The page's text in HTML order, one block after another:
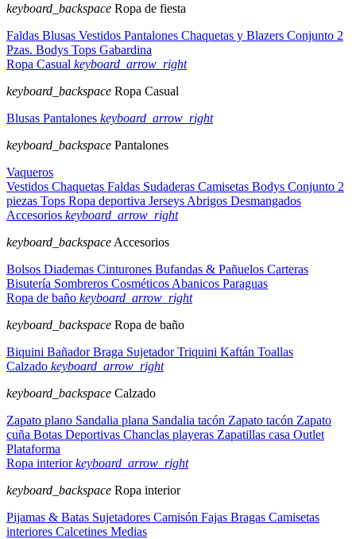
keyboard_backspace Ropa de fiesta
Faldas Blusas Vestidos Pantalones Chaquetas y Blazers Conjunto 2
Pzas. Bodys Tops Gabardina
Ropa Casual keyboard_arrow_right
keyboard_backspace Ropa Casual
Blusas Pantalones keyboard_arrow_right
keyboard_backspace Pantalones
Vaqueros
Vestidos Chaquetas Faldas Sudaderas Camisetas Bodys Conjunto 2
piezas Tops Ropa deportiva Jerseys Abrigos Desmangados
Accesorios keyboard_arrow_right
keyboard_backspace Accesorios
Bolsos Diademas Cinturones Bufandas & Pañuelos Carteras
Bisutería Sombreros Cosméticos Abanicos Paraguas
Ropa de baño keyboard_arrow_right
keyboard_backspace Ropa de baño
Biquini BañadorBraga SujetadorTriquini Kaftán Toallas
Calzado keyboard_arrow_right
keyboard_backspace Calzado
Zapato plano Sandalia plana Sandalia tacón Zapato tacón Zapato
cuña Botas Deportivas Chanclas playeras Zapatillas casa Outlet
Plataforma
Ropa interiorkeyboard_arrow_right
keyboard_backspace Ropa interior
Pijamas & Batas Sujetadores Camisón Fajas Bragas Camisetas
interiores Calcetines Medias